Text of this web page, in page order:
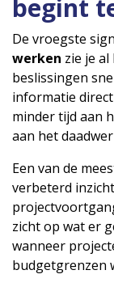
begint
De vroegste
werken zie je
beslissingen
informatie
minder tijd aan
aan het
Een van de
verbeterd
zicht op wat er
wanneer
budgetgrenzen